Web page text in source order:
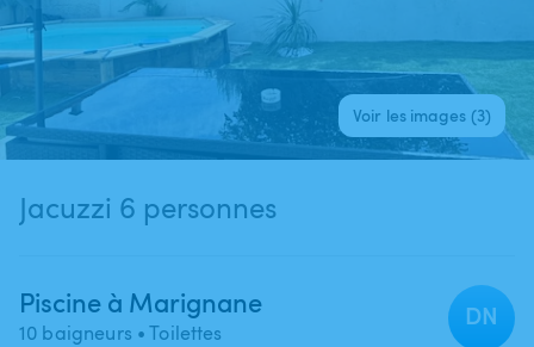
Voir les images (3)
Jacuzzi 6 personnes
Piscine à Marignane
10 baigneurs • Toilettes
DN